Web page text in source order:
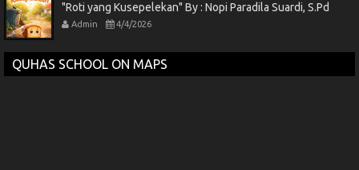
"Roti yang Kusepelekan" By : Nopi Paradila Suardi, S.Pd
Admin 4/4/2026
QUHAS SCHOOL ON MAPS